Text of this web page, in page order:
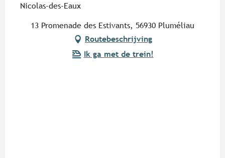
Nicolas-des-Eaux
13 Promenade des Estivants, 56930 Pluméliau
Routebeschrijving
Ik ga met de trein!